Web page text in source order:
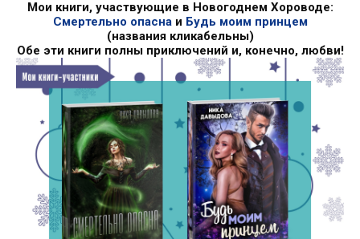
Мои книги, участвующие в Новогоднем Хороводе:
Смертельно опаснаи Будь моим принцем
(названия кликабельны)
Обе эти книги полны приключений и, конечно, любви!